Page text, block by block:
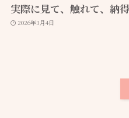
実際に見て、触れて、納
2026年3月4日